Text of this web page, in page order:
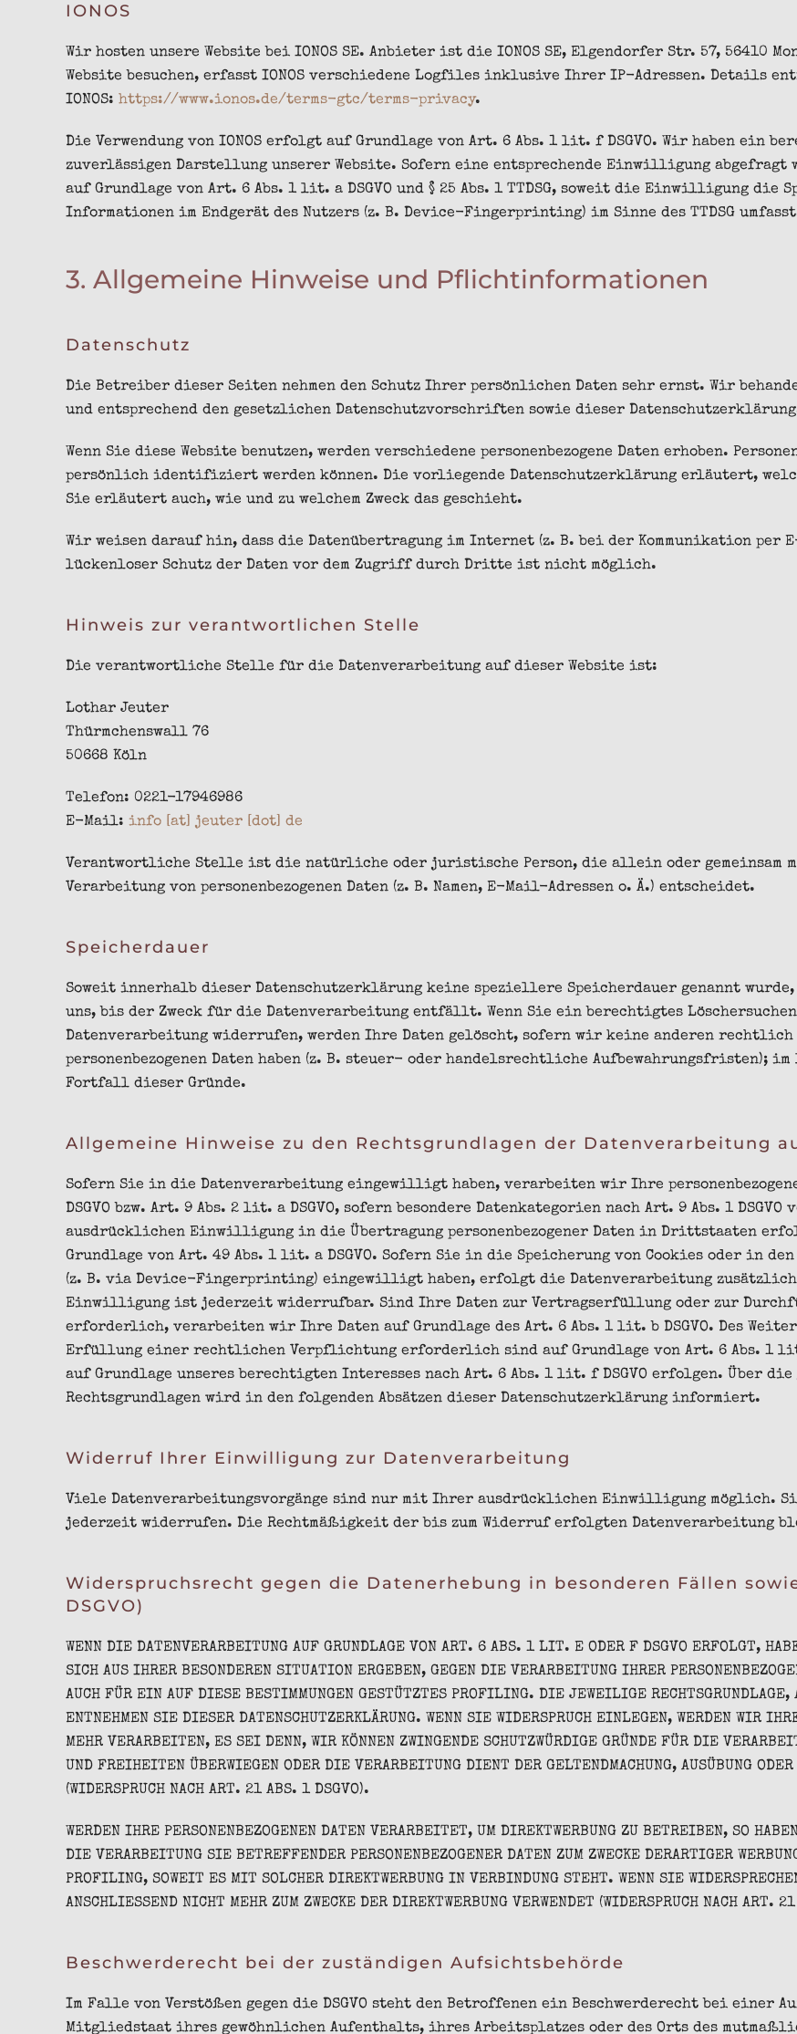
IONOS
Wir hosten unsere Website bei IONOS SE. Anbieter ist die IONOS SE, Elgendorfer Str. 57, 56410
Website besuchen, erfasst IONOS verschiedene Logfiles inklusive Ihrer IP-Adressen. Details
IONOS: https://www.ionos.de/terms-gtc/terms-privacy.
Die Verwendung von IONOS erfolgt auf Grundlage von Art. 6 Abs. 1 lit. f DSGVO. Wir haben ein
zuverlässigen Darstellung unserer Website. Sofern eine entsprechende Einwilligung
auf Grundlage von Art. 6 Abs. 1 lit. a DSGVO und § 25 Abs. 1 TTDSG, soweit die Einwilligung die
Informationen im Endgerät des Nutzers (z. B. Device-Fingerprinting) im Sinne des TTDSG
3. Allgemeine Hinweise und Pflicht­informationen
Datenschutz
Die Betreiber dieser Seiten nehmen den Schutz Ihrer persönlichen Daten sehr ernst. Wir
und entsprechend den gesetzlichen Datenschutzvorschriften sowie dieser
Wenn Sie diese Website benutzen, werden verschiedene personenbezogene Daten erhoben.
persönlich identifiziert werden können. Die vorliegende Datenschutzerklärung erläutert,
Sie erläutert auch, wie und zu welchem Zweck das geschieht.
Wir weisen darauf hin, dass die Datenübertragung im Internet (z. B. bei der Kommunikation
lückenloser Schutz der Daten vor dem Zugriff durch Dritte ist nicht möglich.
Hinweis zur verantwortlichen Stelle
Die verantwortliche Stelle für die Datenverarbeitung auf dieser Website ist:
Lothar Jeuter
Thürmchenswall 76
50668 Köln
Telefon: 0221-17946986
E-Mail: info [at] jeuter [dot] de
Verantwortliche Stelle ist die natürliche oder juristische Person, die allein oder gemeinsam
Verarbeitung von personenbezogenen Daten (z. B. Namen, E-Mail-Adressen o. Ä.) entscheidet.
Speicherdauer
Soweit innerhalb dieser Datenschutzerklärung keine speziellere Speicherdauer genannt wurde,
uns, bis der Zweck für die Datenverarbeitung entfällt. Wenn Sie ein berechtigtes
Datenverarbeitung widerrufen, werden Ihre Daten gelöscht, sofern wir keine anderen
personenbezogenen Daten haben (z. B. steuer- oder handelsrechtliche Aufbewahrungsfristen);
Fortfall dieser Gründe.
Allgemeine Hinweise zu den Rechtsgrundlagen der Datenverarbeitung
Sofern Sie in die Datenverarbeitung eingewilligt haben, verarbeiten wir Ihre
DSGVO bzw. Art. 9 Abs. 2 lit. a DSGVO, sofern besondere Datenkategorien nach Art. 9 Abs. 1
ausdrücklichen Einwilligung in die Übertragung personenbezogener Daten in Drittstaaten
Grundlage von Art. 49 Abs. 1 lit. a DSGVO. Sofern Sie in die Speicherung von Cookies oder in
(z. B. via Device-Fingerprinting) eingewilligt haben, erfolgt die Datenverarbeitung zusätzlich
Einwilligung ist jederzeit widerrufbar. Sind Ihre Daten zur Vertragserfüllung oder zur
erforderlich, verarbeiten wir Ihre Daten auf Grundlage des Art. 6 Abs. 1 lit. b DSGVO. Des
Erfüllung einer rechtlichen Verpflichtung erforderlich sind auf Grundlage von Art. 6 Abs. 1 lit.
auf Grundlage unseres berechtigten Interesses nach Art. 6 Abs. 1 lit. f DSGVO erfolgen. Über
Rechtsgrundlagen wird in den folgenden Absätzen dieser Datenschutzerklärung informiert.
Widerruf Ihrer Einwilligung zur Datenverarbeitung
Viele Datenverarbeitungsvorgänge sind nur mit Ihrer ausdrücklichen Einwilligung möglich.
jederzeit widerrufen. Die Rechtmäßigkeit der bis zum Widerruf erfolgten Datenverarbeitung
Widerspruchsrecht gegen die Datenerhebung in besonderen Fällen
DSGVO)
WENN DIE DATENVERARBEITUNG AUF GRUNDLAGE VON ART. 6 ABS. 1 LIT. E ODER F DSGVO ERFOLGT,
SICH AUS IHRER BESONDEREN SITUATION ERGEBEN, GEGEN DIE VERARBEITUNG IHRER
AUCH FÜR EIN AUF DIESE BESTIMMUNGEN GESTÜTZTES PROFILING. DIE JEWEILIGE
ENTNEHMEN SIE DIESER DATENSCHUTZERKLÄRUNG. WENN SIE WIDERSPRUCH EINLEGEN, WERDEN WIR
MEHR VERARBEITEN, ES SEI DENN, WIR KÖNNEN ZWINGENDE SCHUTZWÜRDIGE GRÜNDE FÜR DIE
UND FREIHEITEN ÜBERWIEGEN ODER DIE VERARBEITUNG DIENT DER GELTENDMACHUNG, AUSÜBUNG
(WIDERSPRUCH NACH ART. 21 ABS. 1 DSGVO).
WERDEN IHRE PERSONENBEZOGENEN DATEN VERARBEITET, UM DIREKTWERBUNG ZU BETREIBEN, SO
DIE VERARBEITUNG SIE BETREFFENDER PERSONENBEZOGENER DATEN ZUM ZWECKE DERARTIGER
PROFILING, SOWEIT ES MIT SOLCHER DIREKTWERBUNG IN VERBINDUNG STEHT. WENN SIE
ANSCHLIESSEND NICHT MEHR ZUM ZWECKE DER DIREKTWERBUNG VERWENDET (WIDERSPRUCH NACH ART.
Beschwerde­recht bei der zuständigen Aufsichts­behörde
Im Falle von Verstößen gegen die DSGVO steht den Betroffenen ein Beschwerderecht bei einer
Mitgliedstaat ihres gewöhnlichen Aufenthalts, ihres Arbeitsplatzes oder des Orts des